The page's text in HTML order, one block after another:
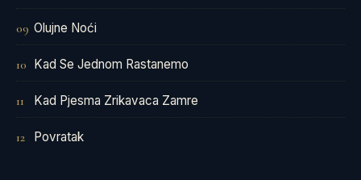
09 Olujne Noći
10 Kad Se Jednom Rastanemo
11 Kad Pjesma Zrikavaca Zamre
12 Povratak